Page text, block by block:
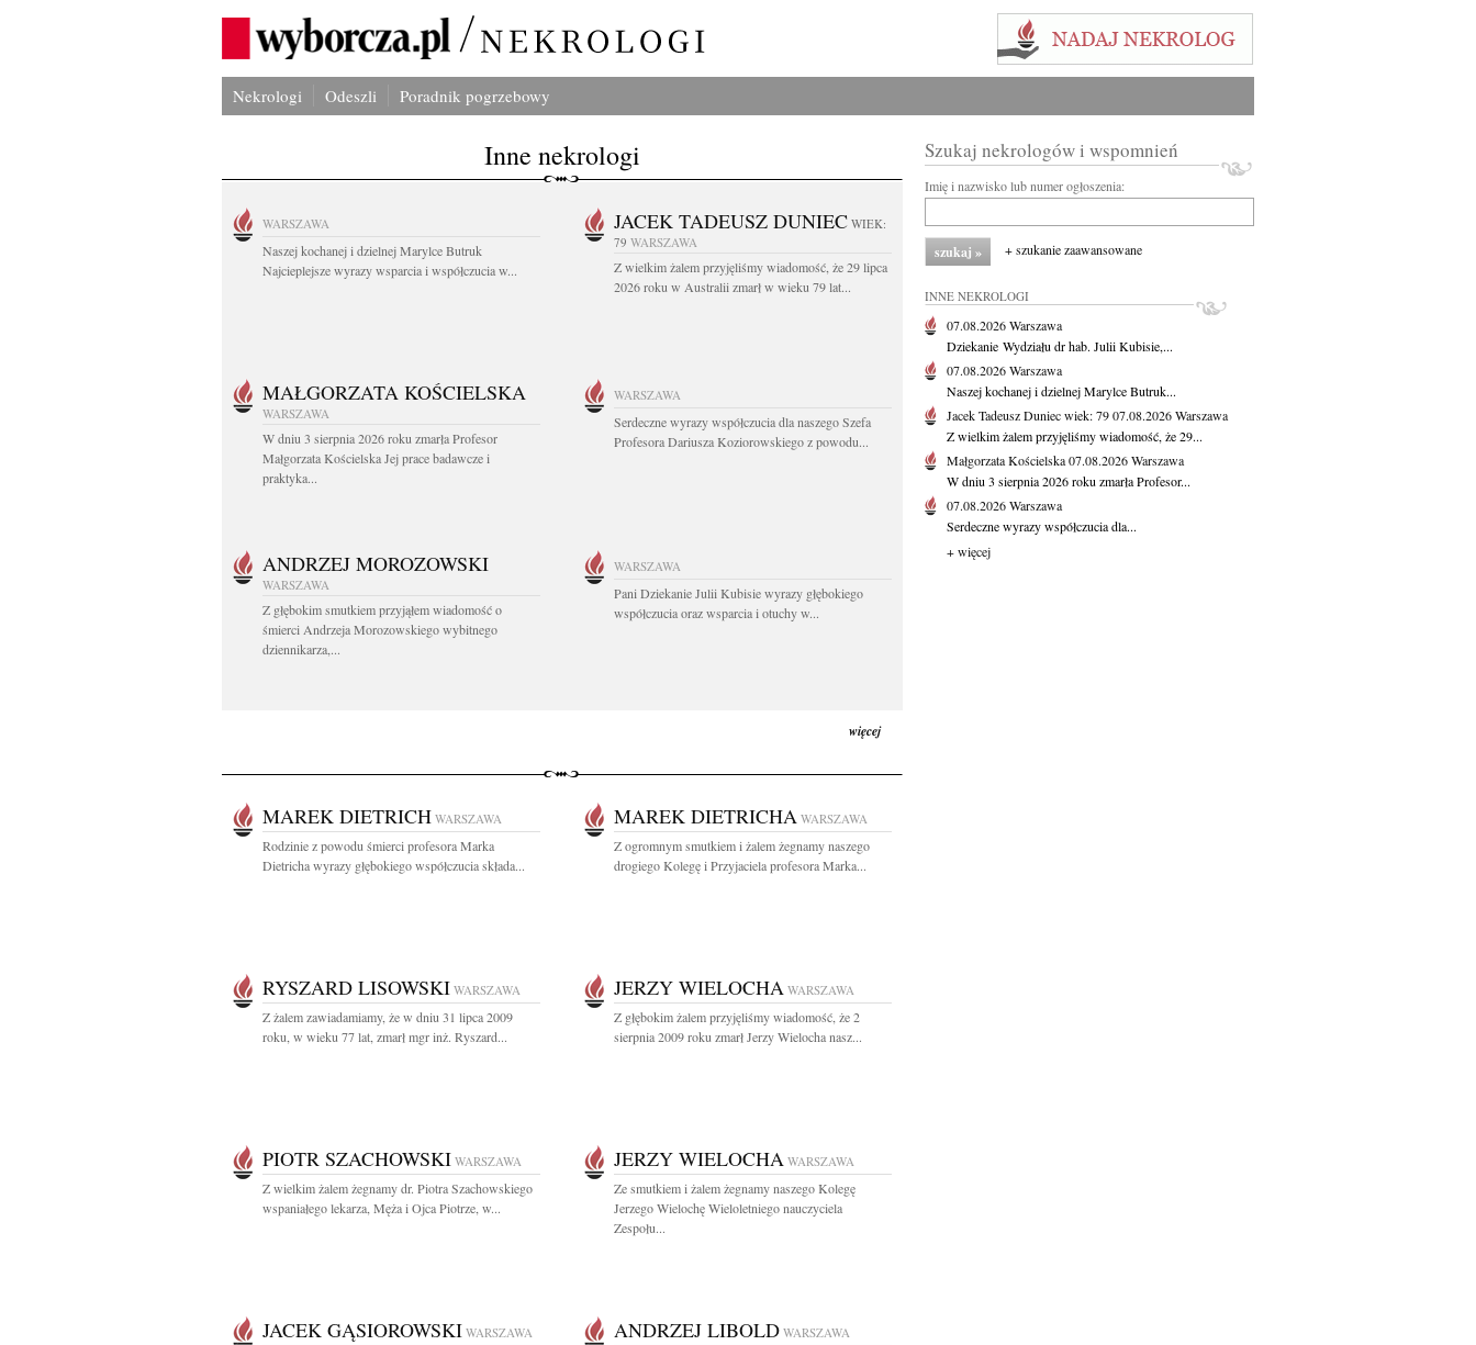
Nekrologi Odeszli Poradnik pogrzebowy
Inne nekrologi
WARSZAWA
Naszej kochanej i dzielnej Marylce Butruk
Najcieplejsze wyrazy wsparcia i współczucia w...
JACEK TADEUSZ DUNIEC WIEK:
79 WARSZAWA
Z wielkim żalem przyjęliśmy wiadomość, że 29 lipca
2026 roku w Australii zmarł w wieku 79 lat...
MAŁGORZATA KOŚCIELSKA
WARSZAWA
W dniu 3 sierpnia 2026 roku zmarła Profesor
Małgorzata Kościelska Jej prace badawcze i
praktyka...
WARSZAWA
Serdeczne wyrazy współczucia dla naszego Szefa
Profesora Dariusza Koziorowskiego z powodu...
ANDRZEJ MOROZOWSKI
WARSZAWA
Z głębokim smutkiem przyjąłem wiadomość o
śmierci Andrzeja Morozowskiego wybitnego
dziennikarza,...
WARSZAWA
Pani Dziekanie Julii Kubisie wyrazy głębokiego
współczucia oraz wsparcia i otuchy w...
więcej
MAREK DIETRICH WARSZAWA
Rodzinie z powodu śmierci profesora Marka
Dietricha wyrazy głębokiego współczucia składa...
MAREK DIETRICHA WARSZAWA
Z ogromnym smutkiem i żalem żegnamy naszego
drogiego Kolegę i Przyjaciela profesora Marka...
RYSZARD LISOWSKI WARSZAWA
Z żalem zawiadamiamy, że w dniu 31 lipca 2009
roku, w wieku 77 lat, zmarł mgr inż. Ryszard...
JERZY WIELOCHA WARSZAWA
Z głębokim żalem przyjęliśmy wiadomość, że 2
sierpnia 2009 roku zmarł Jerzy Wielocha nasz...
PIOTR SZACHOWSKI WARSZAWA
Z wielkim żalem żegnamy dr. Piotra Szachowskiego
wspaniałego lekarza, Męża i Ojca Piotrze, w...
JERZY WIELOCHA WARSZAWA
Ze smutkiem i żalem żegnamy naszego Kolegę
Jerzego Wielochę Wieloletniego nauczyciela
Zespołu...
JACEK GĄSIOROWSKI WARSZAWA ANDRZEJ LIBOLD WARSZAWA
Szukaj nekrologów i wspomnień
Imię i nazwisko lub numer ogłoszenia:
+ szukanie zaawansowane
INNE NEKROLOGI
07.08.2026Warszawa
Dziekanie Wydziału dr hab. Julii Kubisie,...
07.08.2026Warszawa
Naszej kochanej i dzielnej Marylce Butruk...
Jacek Tadeusz Duniecwiek: 7907.08.2026Warszawa
Z wielkim żalem przyjęliśmy wiadomość, że 29...
Małgorzata Kościelska07.08.2026Warszawa
W dniu 3 sierpnia 2026 roku zmarła Profesor...
07.08.2026Warszawa
Serdeczne wyrazy współczucia dla...
+ więcej